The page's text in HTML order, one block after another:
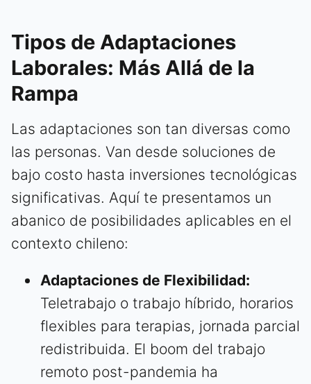
Tipos de Adaptaciones
Laborales: Más Allá de la
Rampa
Las adaptaciones son tan diversas como
las personas. Van desde soluciones de
bajo costo hasta inversiones tecnológicas
significativas. Aquí te presentamos un
abanico de posibilidades aplicables en el
contexto chileno:
Adaptaciones de Flexibilidad:
Teletrabajo o trabajo híbrido, horarios
flexibles para terapias, jornada parcial
redistribuida. El boom del trabajo
remoto post-pandemia ha